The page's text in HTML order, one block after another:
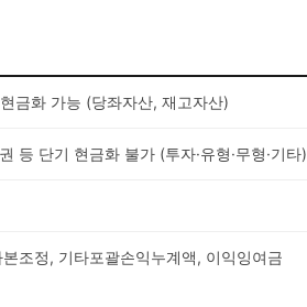
금화 가능 (당좌자산, 재고자산)
등 단기 현금화 불가 (투자·유형·무형·기타)
조정, 기타포괄손익누계액, 이익잉여금